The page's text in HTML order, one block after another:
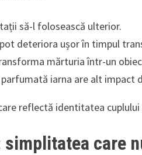
să-l folosească ulterior.
deteriora ușor în timpul
mărturia într-un
iarna are alt impact
reflectă identitatea
care